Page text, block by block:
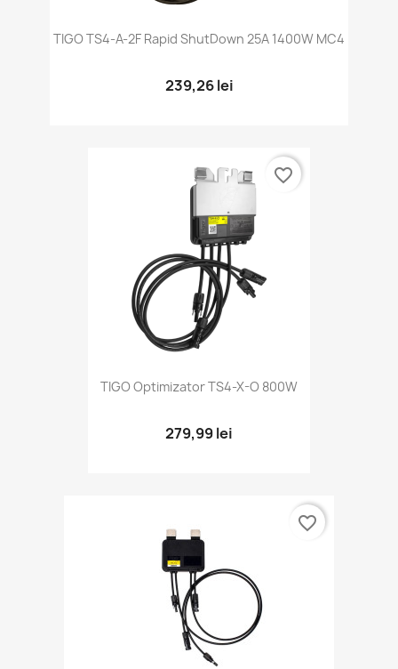
TIGO TS4-A-2F Rapid ShutDown 25A 1400W MC4
239,26 lei
TIGO Optimizator TS4-X-O 800W
279,99 lei
favorite_border
favorite_border